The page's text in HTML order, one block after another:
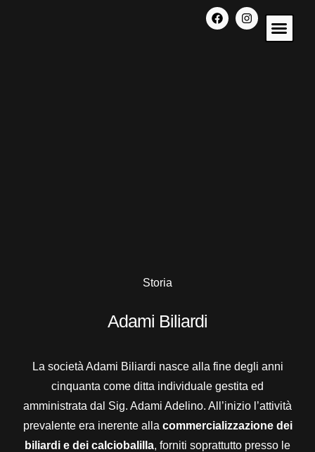
Storia
Adami Biliardi
La società Adami Biliardi nasce alla fine degli anni
cinquanta come ditta individuale gestita ed
amministrata dal Sig. Adami Adelino. All’inizio l’attività
prevalente era inerente alla commercializzazione dei
biliardi e dei calciobalilla, forniti soprattutto presso le